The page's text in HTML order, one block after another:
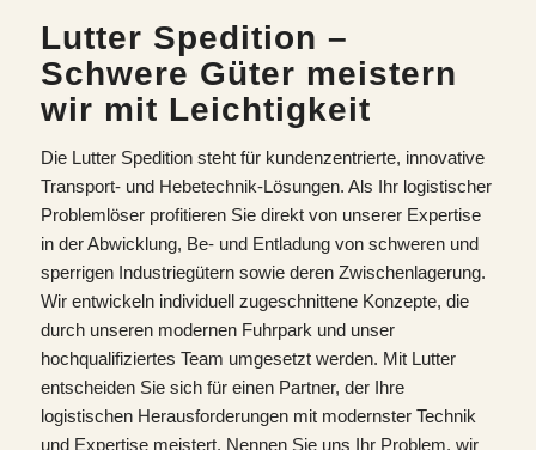
Lutter Spedition –
Schwere Güter meistern
wir mit Leichtigkeit
Die Lutter Spedition steht für kundenzentrierte, innovative
Transport- und Hebetechnik-Lösungen. Als Ihr logistischer
Problemlöser profitieren Sie direkt von unserer Expertise
in der Abwicklung, Be- und Entladung von schweren und
sperrigen Industriegütern sowie deren Zwischenlagerung.
Wir entwickeln individuell zugeschnittene Konzepte, die
durch unseren modernen Fuhrpark und unser
hochqualifiziertes Team umgesetzt werden. Mit Lutter
entscheiden Sie sich für einen Partner, der Ihre
logistischen Herausforderungen mit modernster Technik
und Expertise meistert. Nennen Sie uns Ihr Problem, wir